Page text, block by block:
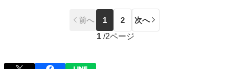
前へ 1 2
次へ
1 /2ページ